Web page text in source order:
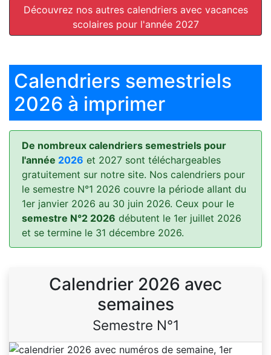
Découvrez nos autres calendriers avec vacances
scolaires pour l'année 2027
Calendriers semestriels
2026 à imprimer
De nombreux calendriers semestriels pour
l'année 2026 et 2027 sont téléchargeables
gratuitement sur notre site. Nos calendriers pour
le semestre N°1 2026 couvre la période allant du
1er janvier 2026 au 30 juin 2026. Ceux pour le
semestre N°2 2026 débutent le 1er juillet 2026
et se termine le 31 décembre 2026.
Calendrier 2026 avec
semaines
Semestre N°1